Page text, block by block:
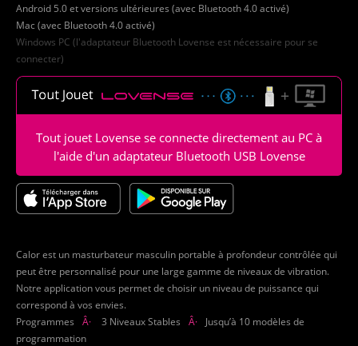
Android 5.0 et versions ultérieures (avec Bluetooth 4.0 activé)
Mac (avec Bluetooth 4.0 activé)
Windows PC (l'adaptateur Bluetooth Lovense est nécessaire pour se
connecter)
Tout jouet Lovense se connecte directement au PC à
l'aide d'un adaptateur Bluetooth USB Lovense
Calor est un masturbateur masculin portable à profondeur contrôlée qui
peut être personnalisé pour une large gamme de niveaux de vibration.
Notre application vous permet de choisir un niveau de puissance qui
correspond à vos envies.
Programmes
Â· 3 Niveaux Stables Â·
Jusqu’à 10 modèles de
programmation